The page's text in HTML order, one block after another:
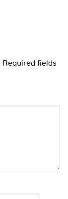
Required fields